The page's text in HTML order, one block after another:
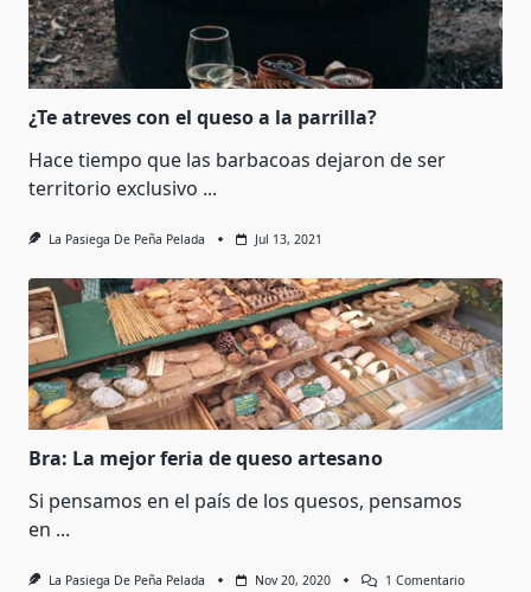
¿Te atreves con el queso a la parrilla?
Hace tiempo que las barbacoas dejaron de ser
territorio exclusivo ...
La Pasiega De Peña Pelada Jul 13, 2021
Bra: La mejor feria de queso artesano
Si pensamos en el país de los quesos, pensamos
en ...
La Pasiega De Peña Pelada Nov 20, 2020 1 ComentarioEn